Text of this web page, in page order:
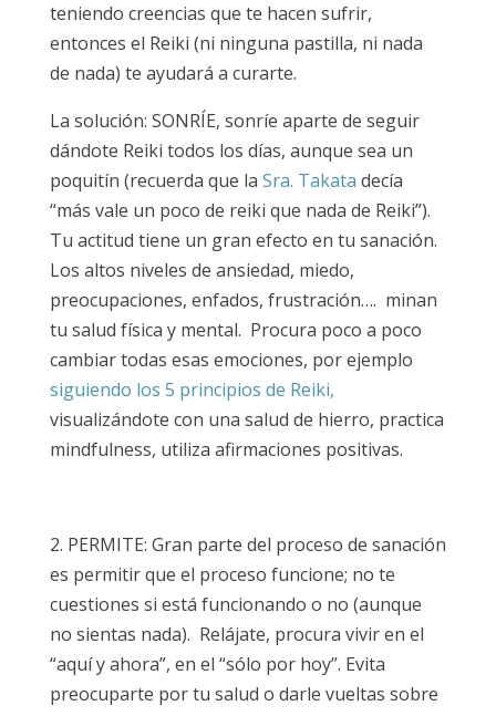
teniendo creencias que te hacen sufrir,
entonces el Reiki (ni ninguna pastilla, ni nada
de nada) te ayudará a curarte.
La solución: SONRÍE, sonríe aparte de seguir
dándote Reiki todos los días, aunque sea un
poquitín (recuerda que la Sra. Takata decía
“más vale un poco de reiki que nada de Reiki”).
Tu actitud tiene un gran efecto en tu sanación.
Los altos niveles de ansiedad, miedo,
preocupaciones, enfados, frustración…. minan
tu salud física y mental. Procura poco a poco
cambiar todas esas emociones, por ejemplo
siguiendo los 5 principios de Reiki,
visualizándote con una salud de hierro, practica
mindfulness, utiliza afirmaciones positivas.
2. PERMITE: Gran parte del proceso de sanación
es permitir que el proceso funcione; no te
cuestiones si está funcionando o no (aunque
no sientas nada). Relájate, procura vivir en el
“aquí y ahora”, en el “sólo por hoy”. Evita
preocuparte por tu salud o darle vueltas sobre